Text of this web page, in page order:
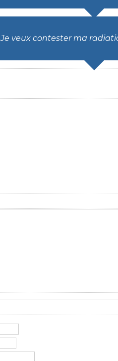
Je veux contester ma